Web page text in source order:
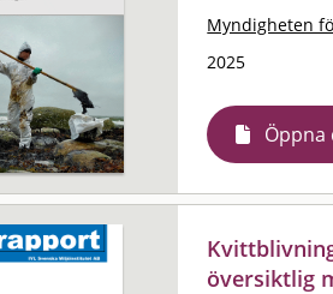
Myndigheten
2025
översiktlig